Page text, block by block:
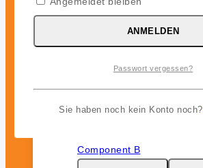
0von 5
ANMELDEN
Passwort vergessen?
Sie haben noch kein Konto noch?